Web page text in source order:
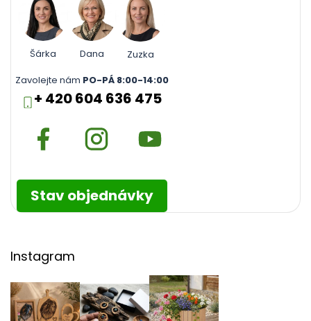
Šárka Dana
Zuzka
Zavolejte nám PO-PÁ 8:00-14:00
+ 420 604 636 475
Stav objednávky
Instagram